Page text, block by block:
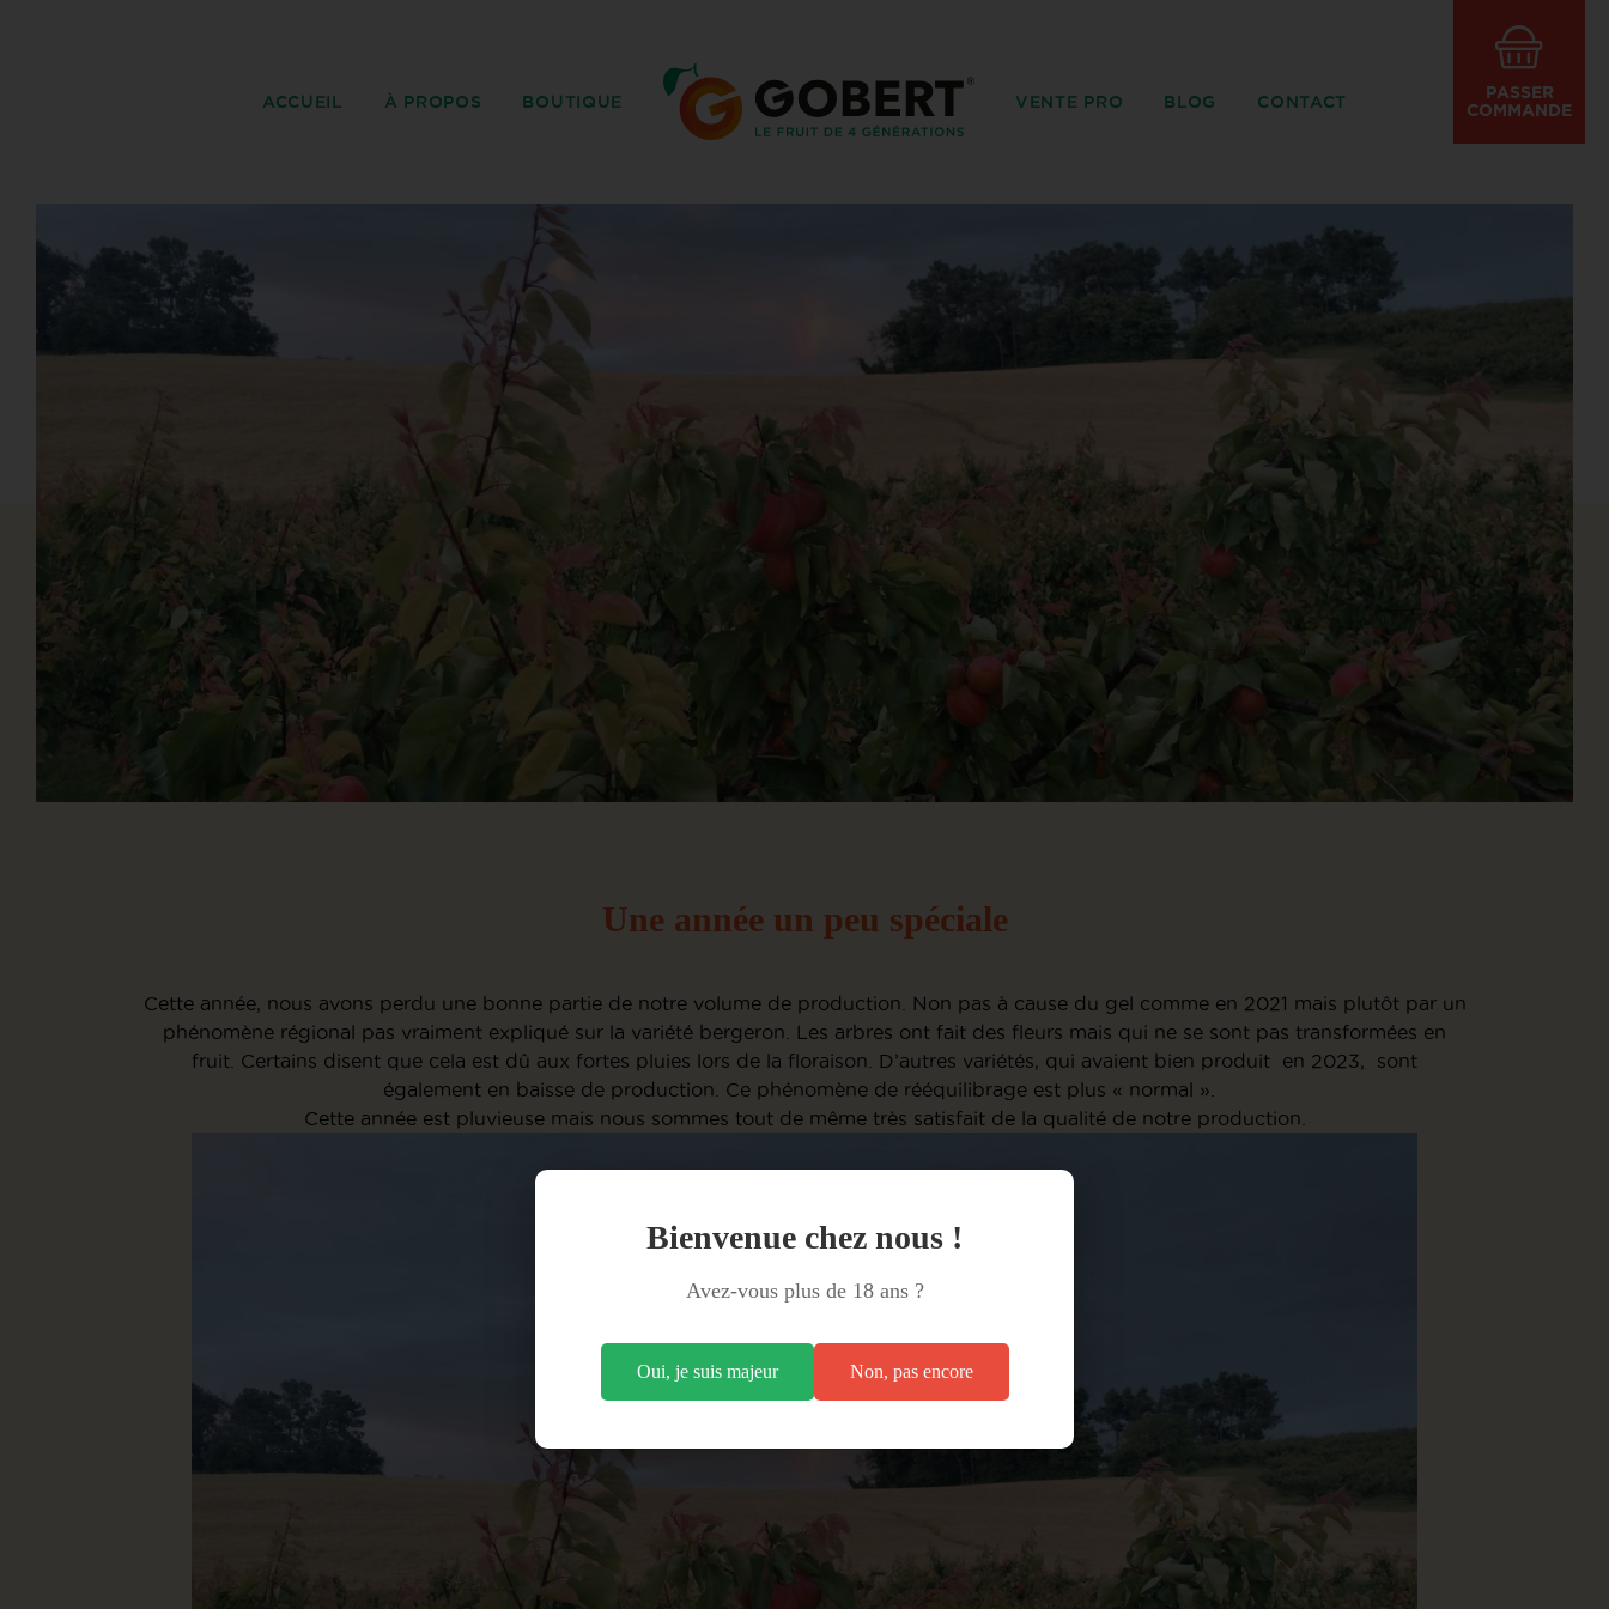
ACCUEIL À PROPOS BOUTIQUE VENTE PRO BLOG CONTACT
PASSER
COMMANDE
Une année un peu spéciale
Cette année, nous avons perdu une bonne partie de notre volume de production. Non pas à cause du gel comme en 2021 mais plutôt par un
phénomène régional pas vraiment expliqué sur la variété bergeron. Les arbres ont fait des fleurs mais qui ne se sont pas transformées en
fruit. Certains disent que cela est dû aux fortes pluies lors de la floraison. D’autres variétés, qui avaient bien produit en 2023, sont
également en baisse de production. Ce phénomène de rééquilibrage est plus « normal ».
Cette année est pluvieuse mais nous sommes tout de même très satisfait de la qualité de notre production.
Bienvenue chez nous !
Avez-vous plus de 18 ans ?
Oui, je suis majeur Non, pas encore